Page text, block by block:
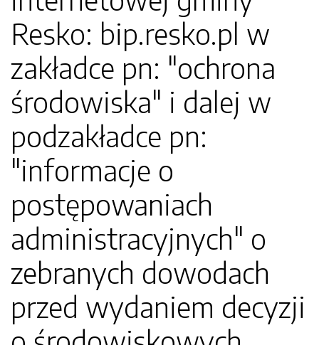
Resko: bip.resko.pl w
zakładce pn: "ochrona
środowiska" i dalej w
podzakładce pn:
"informacje o
postępowaniach
administracyjnych" o
zebranych dowodach
przed wydaniem decyzji